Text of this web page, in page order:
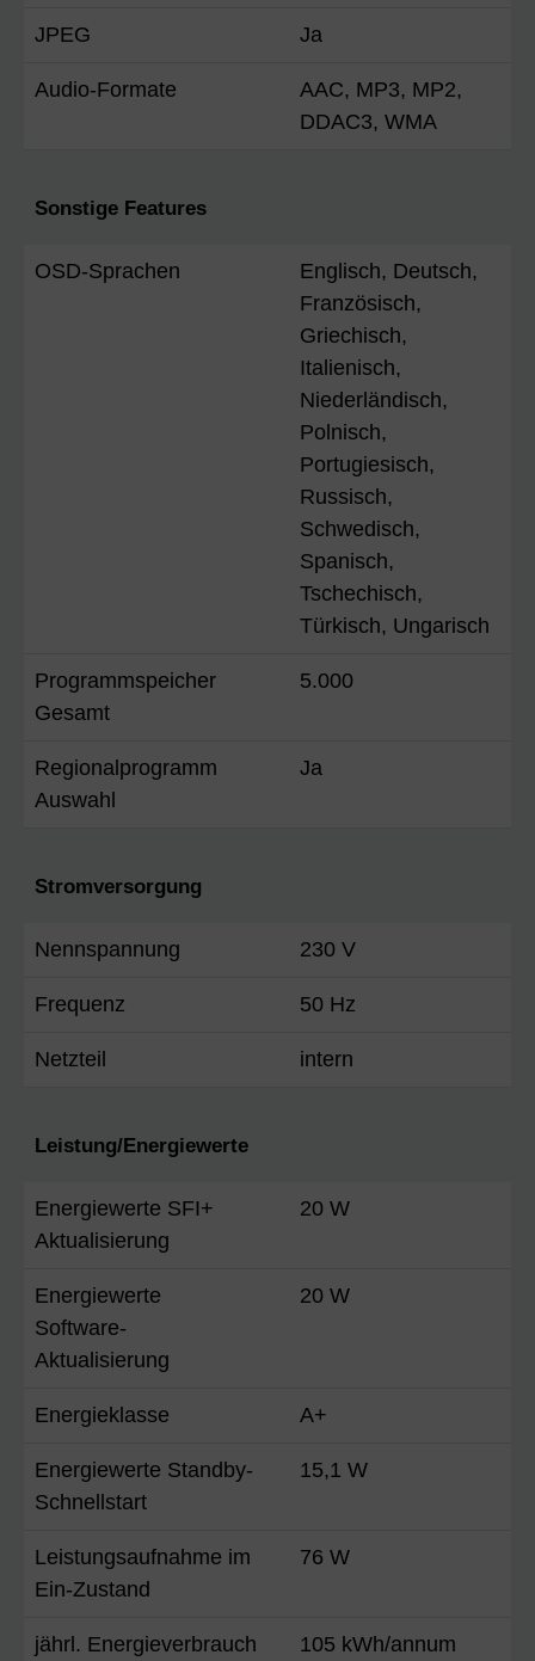
JPEG Ja
Audio-Formate
AAC, MP3, MP2,
DDAC3, WMA
Sonstige Features
OSD-Sprachen
Englisch, Deutsch,
Französisch,
Griechisch,
Italienisch,
Niederländisch,
Polnisch,
Portugiesisch,
Russisch,
Schwedisch,
Spanisch,
Tschechisch,
Türkisch, Ungarisch
Programmspeicher
Gesamt
5.000
Regionalprogramm
Auswahl
Ja
Stromversorgung
Nennspannung 230 V
Frequenz 50 Hz
Netzteil intern
Leistung/Energiewerte
Energiewerte SFI+
Aktualisierung
20 W
Energiewerte
Software-
Aktualisierung
20 W
Energieklasse A+
Energiewerte Standby-
Schnellstart
15,1 W
Leistungsaufnahme im
Ein-Zustand
76 W
jährl. Energieverbrauch 105 kWh/annum